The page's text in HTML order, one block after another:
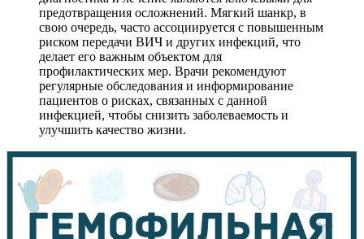
предотвращения осложнений. Мягкий шанкр, в
свою очередь, часто ассоциируется с повышенным
риском передачи ВИЧ и других инфекций, что
делает его важным объектом для
профилактических мер. Врачи рекомендуют
регулярные обследования и информирование
пациентов о рисках, связанных с данной
инфекцией, чтобы снизить заболеваемость и
улучшить качество жизни.